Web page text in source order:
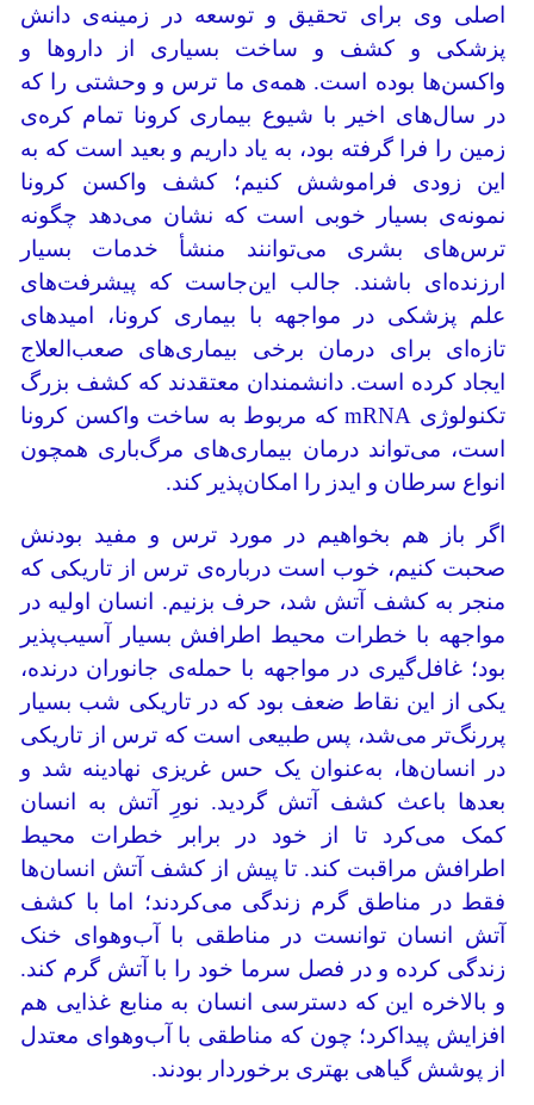
اصلی وی برای تحقیق و توسعه در زمینه‌ی دانش
پزشکی و کشف و ساخت بسیاری از داروها و
واکسن‌ها بوده‌ است. همه‌ی ما ترس و وحشتی را که
در سال‌های اخیر با شیوع بیماری کرونا تمام کره‌ی
زمین را فرا گرفته بود، به یاد داریم و بعید است که به
این زودی فراموشش کنیم؛ کشف واکسن کرونا
نمونه‌ی بسیار خوبی است که نشان می‌دهد چگونه
ترس‌های بشری می‌توانند منشأ خدمات بسیار
ارزنده‌ای باشند. جالب این‌جاست که پیشرفت‌های
علم پزشکی در مواجهه با بیماری کرونا، امیدهای
تازه‌ای برای درمان برخی بیماری‌های صعب‌العلاج
ایجاد کرده است. دانشمندان معتقدند که کشف بزرگ
تکنولوژی mRNA که مربوط به ساخت واکسن کرونا
است، می‌تواند درمان بیماری‌های مرگ‌باری همچون
انواع سرطان و ایدز را امکان‌پذیر کند.
اگر باز هم بخواهیم در مورد ترس و مفید بودنش
صحبت کنیم، خوب است درباره‌ی ترس از تاریکی که
منجر به کشف آتش شد، حرف بزنیم. انسان اولیه در
مواجهه با خطرات محیط اطرافش بسیار آسیب‌پذیر
بود؛ غافل‌گیری در مواجهه با حمله‌ی جانوران درنده،
یکی از این نقاط ضعف بود که در تاریکی شب بسیار
پررنگ‌تر می‌شد، پس طبیعی است که ترس از تاریکی
در انسان‌ها، به‌عنوان یک حس غریزی نهادینه شد و
بعدها باعث کشف آتش گردید. نورِ آتش به انسان
کمک می‌کرد تا از خود در برابر خطرات محیط
اطرافش مراقبت کند. تا پیش از کشف آتش انسان‌ها
فقط در مناطق گرم زندگی می‌کردند؛ اما با کشف
آتش انسان توانست در مناطقی با آب‌وهوای خنک
زندگی کرده و در فصل سرما خود را با آتش گرم کند.
و بالاخره این که دسترسی انسان به منابع غذایی هم
افزایش پیداکرد؛ چون که مناطقی با آب‌وهوای معتدل
از پوشش گیاهی بهتری برخوردار بودند.